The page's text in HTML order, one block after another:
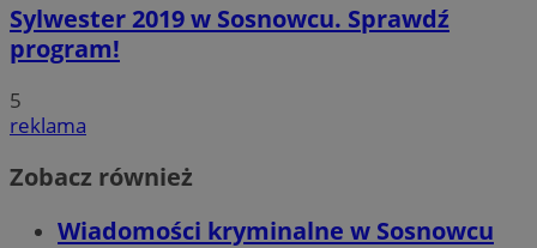
Sylwester 2019 w Sosnowcu. Sprawdź
program!
5
reklama
Zobacz również
Wiadomości kryminalne w Sosnowcu